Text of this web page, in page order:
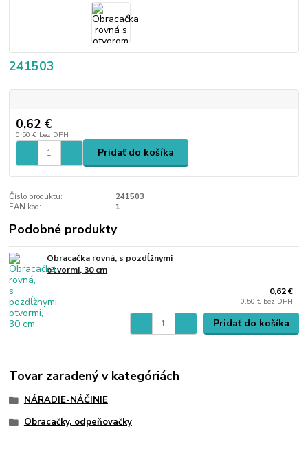
241503
0,62 €
0,50 € bez DPH
Pridať do košíka
Číslo produktu:
241503
EAN kód:
1
Podobné produkty
Obracačka rovná, s pozdĺžnymi
otvormi, 30 cm
0,62 €
0,50 € bez DPH
Pridať do košíka
Tovar zaradený v kategóriách
NÁRADIE-NÁČINIE
Obracačky, odpeňovačky